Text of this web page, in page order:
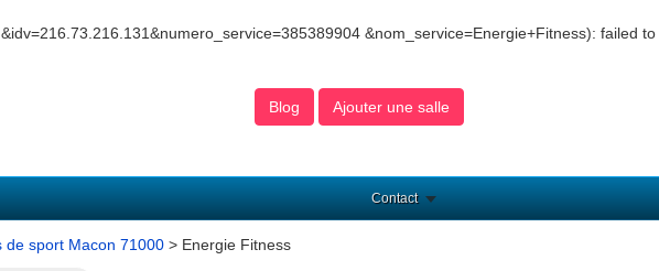
&nom_service=Energie+Fitness): failed to
Blog Ajouter une salle
Contact
de sport Macon 71000 > Energie Fitness